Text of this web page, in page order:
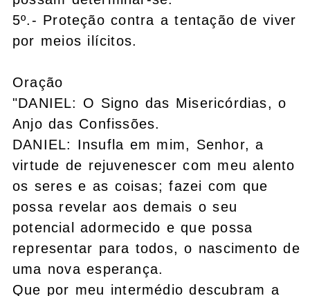
5º.- Proteção contra a tentação de viver
por meios ilícitos.
Oração
"DANIEL: O Signo das Misericórdias, o
Anjo das Confissões.
DANIEL: Insufla em mim, Senhor, a
virtude de rejuvenescer com meu alento
os seres e as coisas; fazei com que
possa revelar aos demais o seu
potencial adormecido e que possa
representar para todos, o nascimento de
uma nova esperança.
Que por meu intermédio descubram a